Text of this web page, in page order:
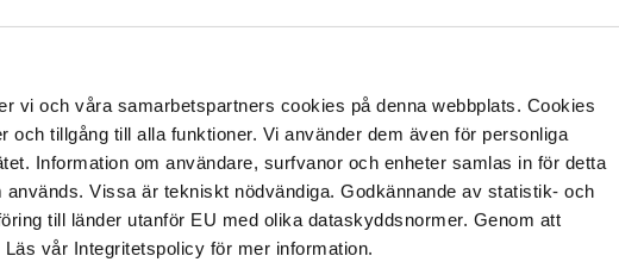
vi och våra samarbetspartners cookies på denna webbplats. Cookies
och tillgång till alla funktioner. Vi använder dem även för personliga
Information om användare, surfvanor och enheter samlas in för detta
Vissa är tekniskt nödvändiga. Godkännande av statistik- och
till länder utanför EU med olika dataskyddsnormer. Genom att
vår Integritetspolicy för mer information.